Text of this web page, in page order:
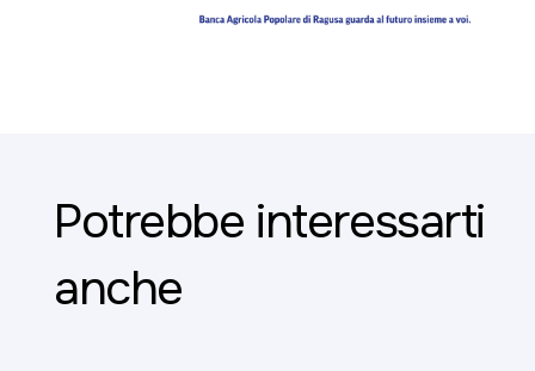
Potrebbe interessarti
anche